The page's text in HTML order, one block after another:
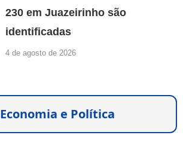
230 em Juazeirinho são
identificadas
4 de agosto de 2026
Economia e Política